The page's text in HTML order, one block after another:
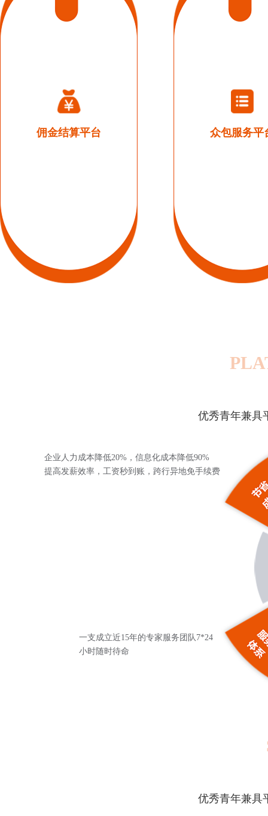
佣金结算平台 众包服务平
优秀青年兼具
企业人力成本降低20%，信息化成本降低90%
提高发薪效率，工资秒到账，跨行异地免手续费
一支成立近15年的专家服务团队7*24
小时随时待命
优秀青年兼具